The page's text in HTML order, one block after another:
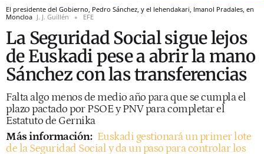
El presidente del Gobierno, Pedro Sánchez, y el lehendakari, Imanol Pradales, en
Moncloa J. J. Guillén EFE
La Seguridad Social sigue lejos
de Euskadi pese a abrir la mano
Sánchez con las transferencias
Falta algo menos de medio año para que se cumpla el
plazo pactado por PSOE y PNV para completar el
Estatuto de Gernika
Más información: Euskadi gestionará un primer lote
de la Seguridad Social y da un paso para controlar los